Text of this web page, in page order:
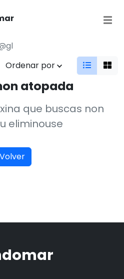
Ordenar por
atopada
que buscas non
eliminouse
Volver